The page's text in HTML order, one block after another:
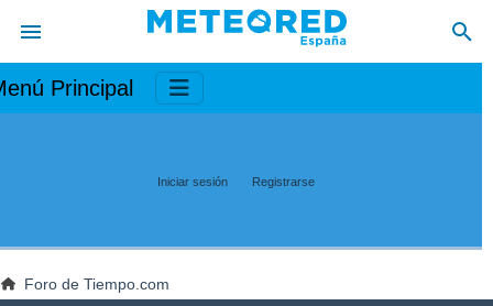
Principal
Iniciar sesión Registrarse
Foro de Tiempo.com